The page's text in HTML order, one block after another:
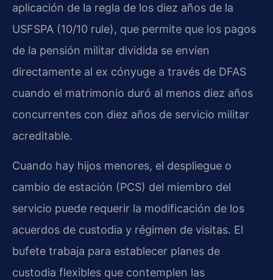
aplicación de la regla de los diez años de la
USFSPA (10/10 rule), que permite que los pagos
de la pensión militar dividida se envíen
directamente al ex cónyuge a través de DFAS
cuando el matrimonio duró al menos diez años
concurrentes con diez años de servicio militar
acreditable.
Cuando hay hijos menores, el despliegue o
cambio de estación (PCS) del miembro del
servicio puede requerir la modificación de los
acuerdos de custodia y régimen de visitas. El
bufete trabaja para establecer planes de
custodia flexibles que contemplen las